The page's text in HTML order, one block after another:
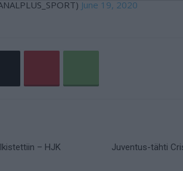
June 19, 2020
– HJK
Juventus-tähti